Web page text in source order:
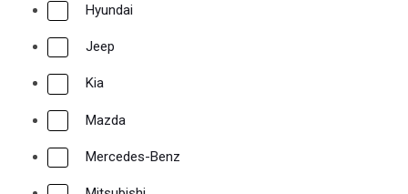
Τηλεφωνικές παραγγελίες
Hyundai
Jeep
Kia
Mazda
Mercedes-Benz